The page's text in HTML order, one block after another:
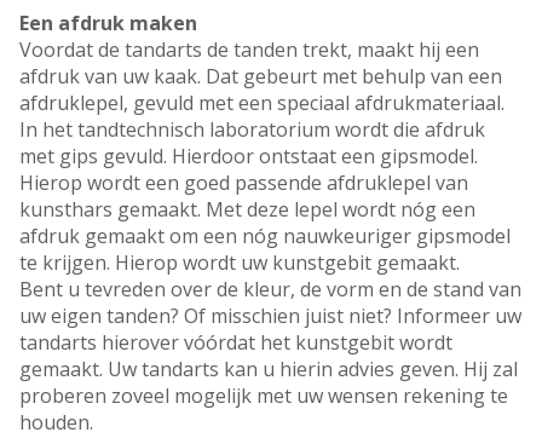
Een afdruk maken
Voordat de tandarts de tanden trekt, maakt hij een
afdruk van uw kaak. Dat gebeurt met behulp van een
afdruklepel, gevuld met een speciaal afdrukmateriaal.
In het tandtechnisch laboratorium wordt die afdruk
met gips gevuld. Hierdoor ontstaat een gipsmodel.
Hierop wordt een goed passende afdruklepel van
kunsthars gemaakt. Met deze lepel wordt nóg een
afdruk gemaakt om een nóg nauwkeuriger gipsmodel
te krijgen. Hierop wordt uw kunstgebit gemaakt.
Bent u tevreden over de kleur, de vorm en de stand van
uw eigen tanden? Of misschien juist niet? Informeer uw
tandarts hierover vóórdat het kunstgebit wordt
gemaakt. Uw tandarts kan u hierin advies geven. Hij zal
proberen zoveel mogelijk met uw wensen rekening te
houden.